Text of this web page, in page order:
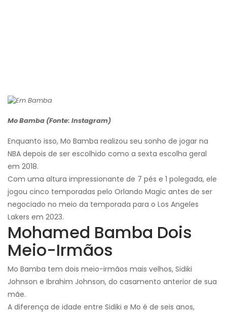
Mo Bamba (Fonte: Instagram)
Enquanto isso, Mo Bamba realizou seu sonho de jogar na
NBA depois de ser escolhido como a sexta escolha geral
em 2018.
Com uma altura impressionante de 7 pés e 1 polegada, ele
jogou cinco temporadas pelo Orlando Magic antes de ser
negociado no meio da temporada para o Los Angeles
Lakers em 2023.
Mohamed Bamba Dois
Meio-Irmãos
Mo Bamba tem dois meio-irmãos mais velhos, Sidiki
Johnson e Ibrahim Johnson, do casamento anterior de sua
mãe.
A diferença de idade entre Sidiki e Mo é de seis anos,